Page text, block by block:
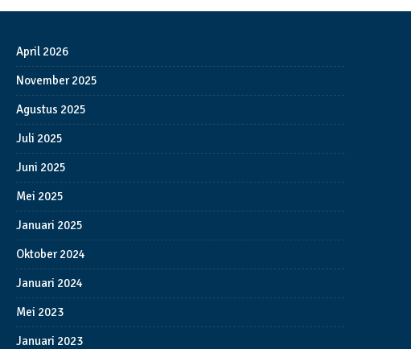
April 2026
November 2025
Agustus 2025
Juli 2025
Juni 2025
Mei 2025
Januari 2025
Oktober 2024
Januari 2024
Mei 2023
Januari 2023